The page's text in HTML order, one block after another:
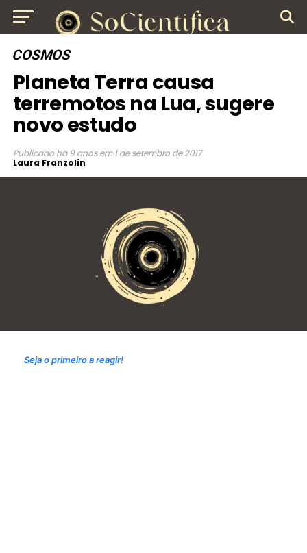
COSMOS
Planeta Terra causa
terremotos na Lua, sugere
novo estudo
Publicado há 9 anos em 1 de setembro de 2017
Laura Franzolin
Seja o primeiro a reagir!